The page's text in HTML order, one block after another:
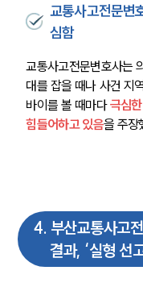
교통사고전문변
심함
교통사고전문변호사는
대를 잡을 때나 사건 지
바이를 볼 때마다 극심
힘들어하고 있음을 주장
4. 부산교통사고
결과, ‘실형 선